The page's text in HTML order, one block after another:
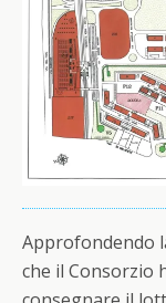
Approfondendo
che il Consorzio